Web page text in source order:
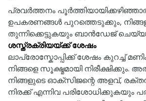
പ്രവർത്തനം
ഉപകരണങ്ങൾ പുറത്തെടുക്കും,
തുന്നിക്കെട്ടുകയും ബാൻഡേജ്
ശസ്ത്രക്രിയയ്ക്ക് ശേഷം
ലാപ്രോസ്കോപ്പിക്ക് ശേഷം കുറച്ച്
നിങ്ങളെ സൂക്ഷ്മമായി നിരീക്ഷിക്കും.
നിങ്ങളുടെ ഓക്സിജന്റെ അളവ്,
നിരക്ക് എന്നിവ പരിശോധിക്കുകയും